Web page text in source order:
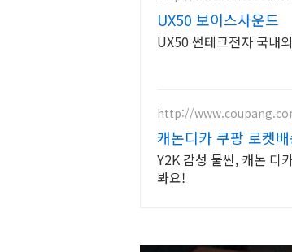
UX50 보이스사운드
UX50 썬테크전자 국내
http://
캐논디카 쿠팡 로켓
Y2K 감성 물씬, 캐논 디
봐요!